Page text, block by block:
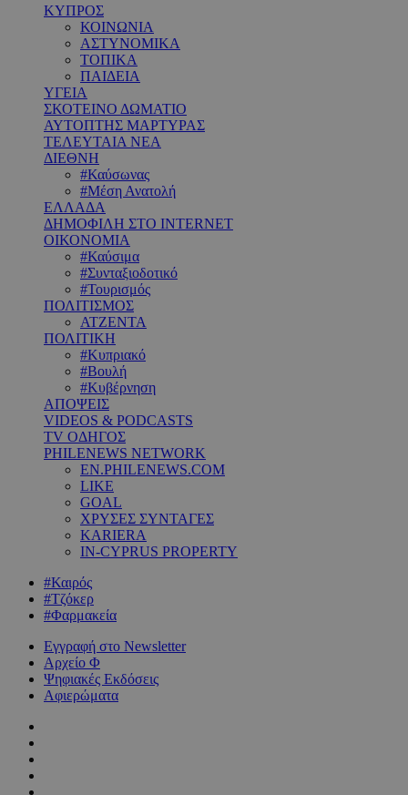
ΚΥΠΡΟΣ
ΚΟΙΝΩΝΙΑ
ΑΣΤΥΝΟΜΙΚΑ
ΤΟΠΙΚΑ
ΠΑΙΔΕΙΑ
ΥΓΕΙΑ
ΣΚΟΤΕΙΝΟ ΔΩΜΑΤΙΟ
ΑΥΤΟΠΤΗΣ ΜΑΡΤΥΡΑΣ
ΤΕΛΕΥΤΑΙΑ ΝΕΑ
ΔΙΕΘΝΗ
#Καύσωνας
#Μέση Ανατολή
ΕΛΛΑΔΑ
ΔΗΜΟΦΙΛΗ ΣΤΟ INTERNET
ΟΙΚΟΝΟΜΙΑ
#Καύσιμα
#Συνταξιοδοτικό
#Τουρισμός
ΠΟΛΙΤΙΣΜΟΣ
ΑΤΖΕΝΤΑ
ΠΟΛΙΤΙΚΗ
#Κυπριακό
#Βουλή
#Κυβέρνηση
ΑΠΟΨΕΙΣ
VIDEOS & PODCASTS
TV ΟΔΗΓΟΣ
PHILENEWS NETWORK
EN.PHILENEWS.COM
LIKE
GOAL
ΧΡΥΣΕΣ ΣΥΝΤΑΓΕΣ
KARIERA
IN-CYPRUS PROPERTY
#Καιρός
#Τζόκερ
#Φαρμακεία
Εγγραφή στο Newsletter
Αρχείο Φ
Ψηφιακές Εκδόσεις
Αφιερώματα